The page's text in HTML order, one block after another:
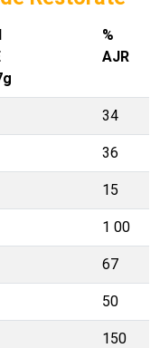
%
AJR
34
36
15
1 00
67
50
150